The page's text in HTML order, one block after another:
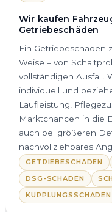
Wir kaufen
Getriebeschäden
Ein Getriebeschaden
Weise – von
vollständigen Ausfall.
individuell und
Laufleistung,
Marktchancen in die
auch bei größeren
nachvollziehbares
GETRIEBESCHADEN
DSG-SCHADEN
KUPPLUNGSSCHADEN